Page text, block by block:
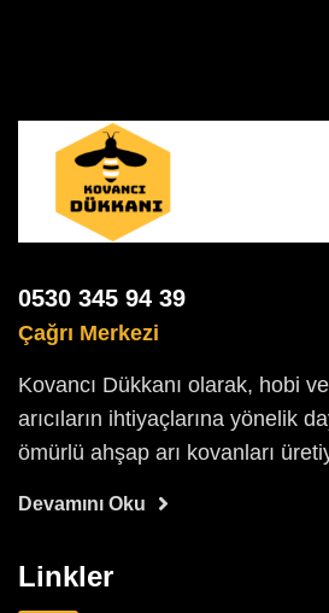
0530 345 94 39
Çağrı Merkezi
Kovancı Dükkanı olarak, hobi
arıcıların ihtiyaçlarına yönelik
ömürlü ahşap arı kovanları
Devamını Oku
Linkler